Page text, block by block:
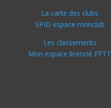
La carte des clubs
SPID espace monclub
Les classements
Mon espace licencié FFTT